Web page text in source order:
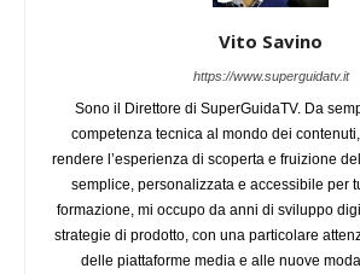
Vito Savino
https://www.superguidatv.it
Sono il Direttore di SuperGuidaTV. Da
competenza tecnica al mondo dei
rendere l’esperienza di scoperta e fruizione
semplice, personalizzata e accessibile per
formazione, mi occupo da anni di sviluppo
strategie di prodotto, con una particolare
delle piattaforme media e alle nuove